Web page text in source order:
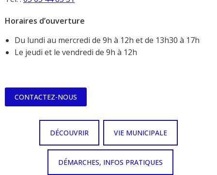
Horaires d’ouverture
Du lundi au mercredi de 9h à 12h et de 13h30 à 17h
Le jeudi et le vendredi de 9h à 12h
CONTACTEZ-NOUS
DÉCOUVRIR VIE MUNICIPALE
DÉMARCHES, INFOS PRATIQUES